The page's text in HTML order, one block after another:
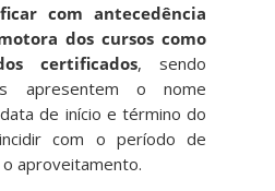
com antecedência
dos cursos como
certificados, sendo
apresentem o nome
de início e término do
com o período de
o aproveitamento.